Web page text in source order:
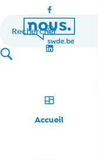
nous.swde
Accueil
Rechercher
search
Réseaux sociaux
Facebook
Instagram